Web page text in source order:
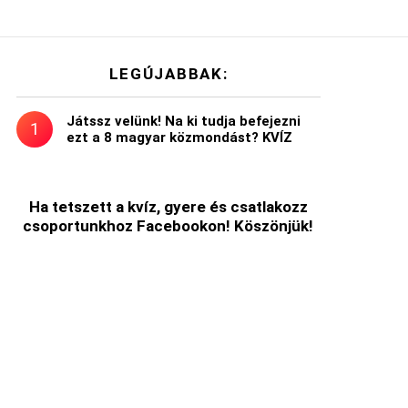
LEGÚJABBAK:
Játssz velünk! Na ki tudja befejezni
ezt a 8 magyar közmondást? KVÍZ
Ha tetszett a kvíz, gyere és csatlakozz
csoportunkhoz Facebookon! Köszönjük!